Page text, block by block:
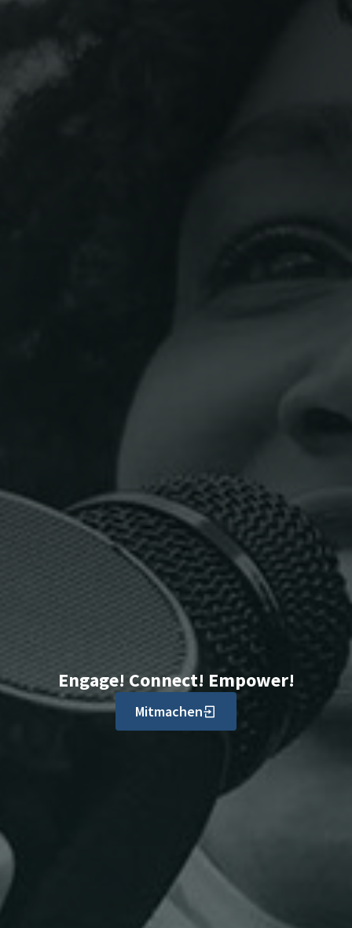
Engage! Connect! Empower!
Mitmachen